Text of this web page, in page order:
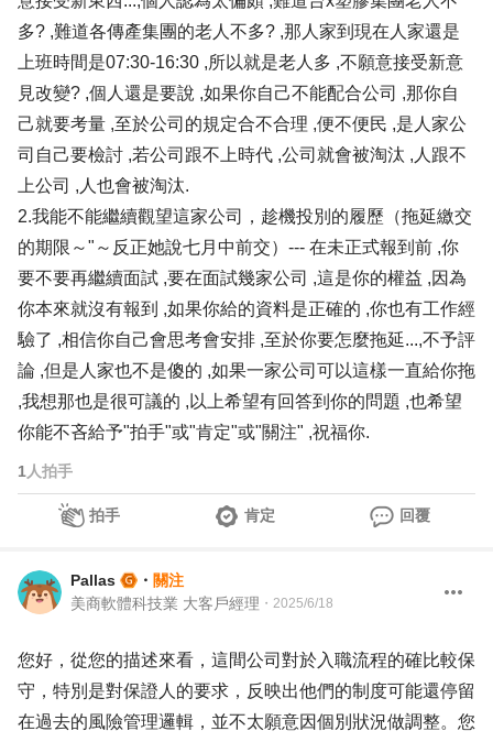
多? ,難道各傳產集團的老人不多? ,那人家到現在人家還是
上班時間是07:30-16:30 ,所以就是老人多 ,不願意接受新意
見改變? ,個人還是要說 ,如果你自己不能配合公司 ,那你自
己就要考量 ,至於公司的規定合不合理 ,便不便民 ,是人家公
司自己要檢討 ,若公司跟不上時代 ,公司就會被淘汰 ,人跟不
上公司 ,人也會被淘汰.
2.我能不能繼續觀望這家公司，趁機投別的履歷（拖延繳交
的期限～"～反正她說七月中前交）--- 在未正式報到前 ,你
要不要再繼續面試 ,要在面試幾家公司 ,這是你的權益 ,因為
你本來就沒有報到 ,如果你給的資料是正確的 ,你也有工作經
驗了 ,相信你自己會思考會安排 ,至於你要怎麼拖延...,不予評
論 ,但是人家也不是傻的 ,如果一家公司可以這樣一直給你拖
,我想那也是很可議的 ,以上希望有回答到你的問題 ,也希望
你能不吝給予"拍手"或"肯定"或"關注" ,祝福你.
1 人拍手
拍手 肯定 回覆
Pallas ・ 關注
美商軟體科技業 大客戶經理 ・ 2025/6/18
您好，從您的描述來看，這間公司對於入職流程的確比較保
守，特別是對保證人的要求，反映出他們的制度可能還停留
在過去的風險管理邏輯，並不太願意因個別狀況做調整。您